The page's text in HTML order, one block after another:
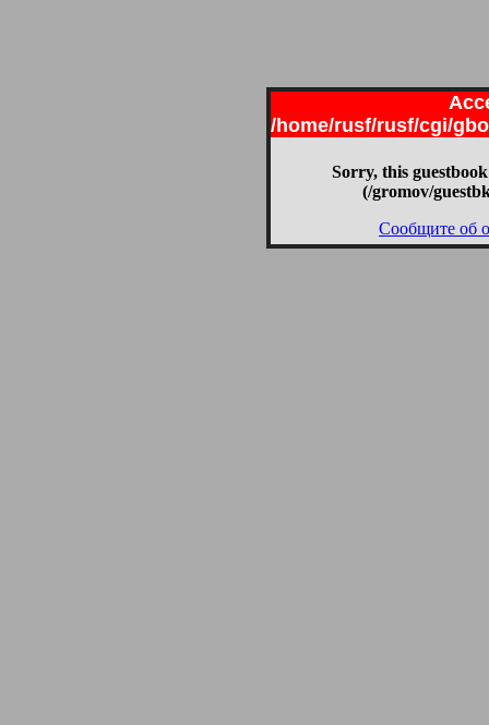
/home/rusf/rusf/cgi/
Sorry, this
(/gromov/
Сообщите об